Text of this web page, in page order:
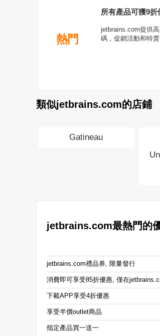
熱門
所有產品可獲9折
jetbrains.com提供
碼，促銷活動和特
類似jetbrains.com的店鋪
Gatineau
jetbrains.com最熱門的
jetbrains.com禮品券, 限量發行
消費即可享受85折優惠, 僅在
下載APP享受4折優惠
享受半價outlet商品
指定產品買一送一